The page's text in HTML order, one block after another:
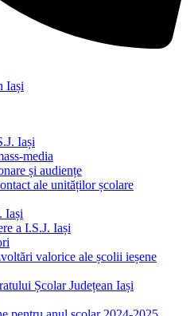
Iași
media
și audiențe
ale unităților școlare
Iași
a I.S.J. Iași
valorice ale școlii ieșene
Școlar Județean Iași